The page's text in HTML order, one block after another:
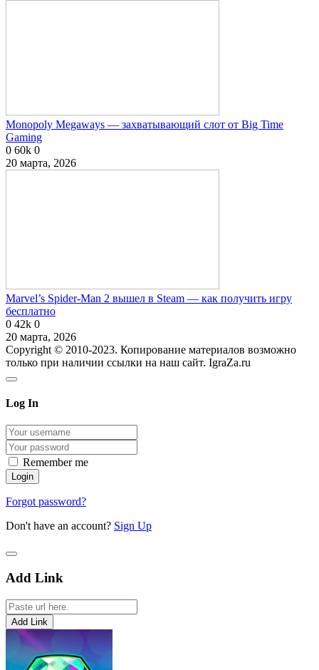
Monopoly Megaways — захватывающий слот от Big Time
Gaming
0 60k 0
20 марта, 2026
Marvel’s Spider-Man 2 вышел в Steam — как получить игру
бесплатно
0 42k 0
20 марта, 2026
Copyright © 2010-2023. Копирование материалов возможно
только при наличии ссылки на наш сайт. IgraZa.ru
Log In
Remember me
Forgot password?
Don't have an account? Sign Up
Add Link
Add Link